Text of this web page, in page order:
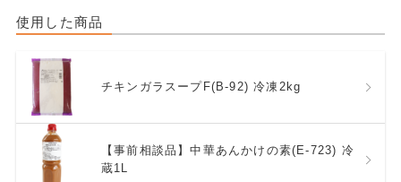
使用した商品
チキンガラスープF(B-92) 冷凍2kg
【事前相談品】中華あんかけの素(E-723) 冷
蔵1L